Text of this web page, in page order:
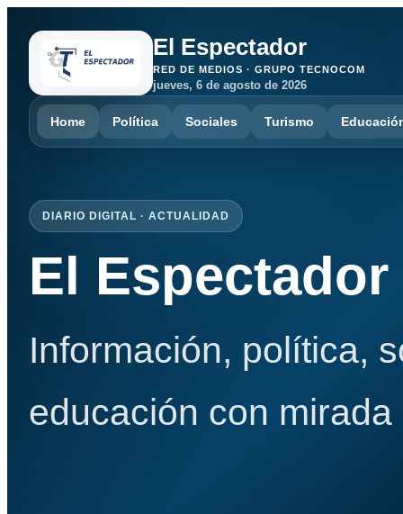
El Espectador
RED DE MEDIOS · GRUPO TECNOCOM
jueves, 6 de agosto de 2026
Home Política Sociales Turismo
DIARIO DIGITAL · ACTUALIDAD
El Espectador
Información, política,
educación con